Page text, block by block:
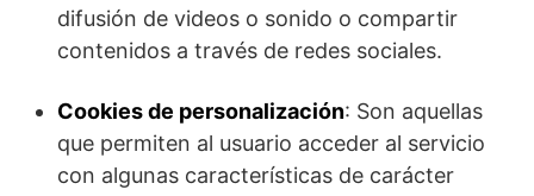
difusión de videos o sonido o compartir
contenidos a través de redes sociales.
Cookies de personalización: Son aquellas
que permiten al usuario acceder al servicio
con algunas características de carácter